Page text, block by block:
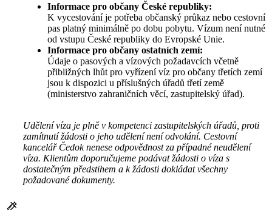
Informace pro občany České republiky:
K vycestování je potřeba občanský průkaz nebo cestovní
pas platný minimálně po dobu pobytu. Vízum není nutné
od vstupu České republiky do Evropské Unie.
Informace pro občany ostatních zemí:
Údaje o pasových a vízových požadavcích včetně
přibližných lhůt pro vyřízení víz pro občany třetích zemí
jsou k dispozici u příslušných úřadů třetí země
(ministerstvo zahraničních věcí, zastupitelský úřad).
Udělení víza je plně v kompetenci zastupitelských úřadů, proti
zamítnutí žádosti o jeho udělení není odvolání. Cestovní
kancelář Čedok nenese odpovědnost za případné neudělení
víza. Klientům doporučujeme podávat žádosti o víza s
dostatečným předstihem a k žádosti dokládat všechny
požadované dokumenty.